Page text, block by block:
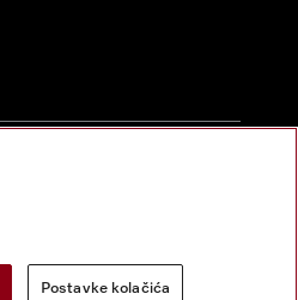
Postavke kolačića